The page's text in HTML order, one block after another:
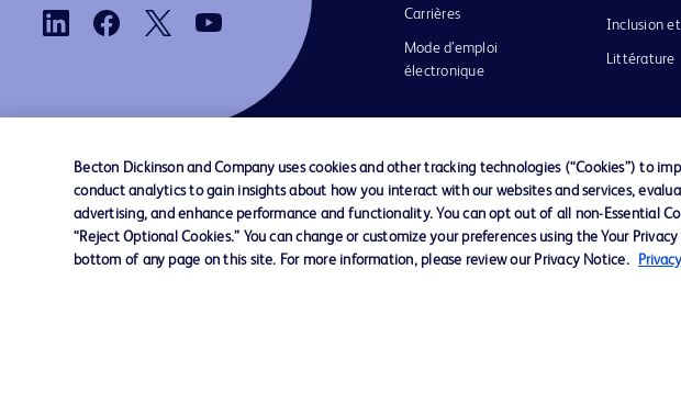
Carrières
Mode d’emploi
électronique
Inclusion
Littérature
Nous contacter Préférences en matière de cookies Confidentialité
Becton Dickinson and Company uses cookies and other tracking technologies (“Cookies”) to
conduct analytics to gain insights about how you interact with our websites and services,
advertising, and enhance performance and functionality. You can opt out of all non-Essential
“Reject Optional Cookies.” You can change or customize your preferences using the Your
bottom of any page on this site. For more information, please review our Privacy Notice.